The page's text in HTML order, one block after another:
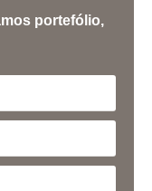
portefólio,